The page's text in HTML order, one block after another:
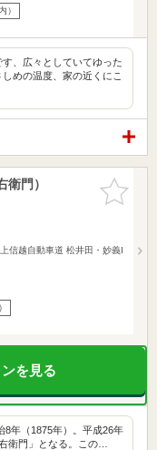
）
、広々としていてゆった
めの温度、家の近くにこ
お気に入
りに追加
門）
信越自動車道 松井田・妙義I
を見る
8年（1875年）。平成26年
衛門」となる。この…